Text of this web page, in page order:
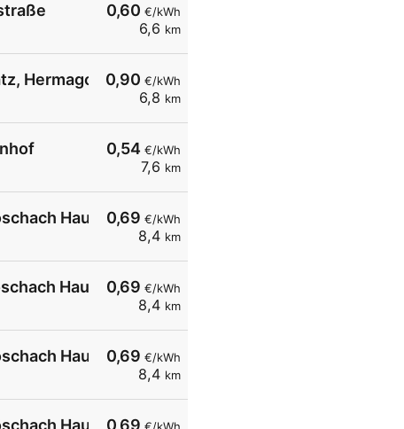
0,60 €/kWh
6,6 km
0,90 €/kWh
6,8 km
Hermagor Hauptstraße
0,54€/kWh
7,6 km
0,69 €/kWh
8,4 km
Haus 10b
0,69 €/kWh
8,4 km
Haus 7a
0,69 €/kWh
8,4 km
Haus 9b
0,69
Haus 6a